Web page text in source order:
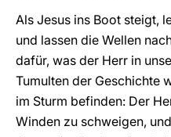
Als Jesus ins Boot steigt,
und lassen die Wellen
dafür, was der Herr in
Tumulten der Geschichte
im Sturm befinden: Der
Winden zu schweigen,